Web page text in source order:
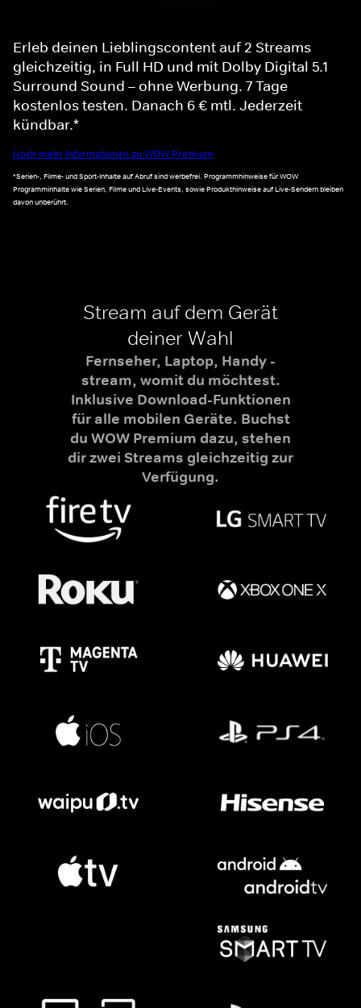
Erleb deinen Lieblingscontent auf 2 Streams
gleichzeitig, in Full HD und mit Dolby Digital 5.1
Surround Sound – ohne Werbung. 7 Tage
kostenlos testen. Danach 6 € mtl. Jederzeit
kündbar.*
Noch mehr Informationen zu WOW Premium
*Serien-, Filme- und Sport-Inhalte auf Abruf sind werbefrei. Programmhinweise für WOW
Programminhalte wie Serien, Filme und Live-Events, sowie Produkthinweise auf Live-Sendern bleiben
davon unberührt.
Stream auf dem Gerät
deiner Wahl
Fernseher, Laptop, Handy -
stream, womit du möchtest.
Inklusive Download-Funktionen
für alle mobilen Geräte. Buchst
du WOW Premium dazu, stehen
dir zwei Streams gleichzeitig zur
Verfügung.